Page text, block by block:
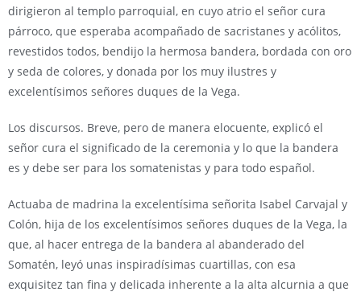
dirigieron al templo parroquial, en cuyo atrio el señor cura
párroco, que esperaba acompañado de sacristanes y acólitos,
revestidos todos, bendijo la hermosa bandera, bordada con oro
y seda de colores, y donada por los muy ilustres y
excelentísimos señores duques de la Vega.
Los discursos. Breve, pero de manera elocuente, explicó el
señor cura el significado de la ceremonia y lo que la bandera
es y debe ser para los somatenistas y para todo español.
Actuaba de madrina la excelentísima señorita Isabel Carvajal y
Colón, hija de los excelentísimos señores duques de la Vega, la
que, al hacer entrega de la bandera al abanderado del
Somatén, leyó unas inspiradísimas cuartillas, con esa
exquisitez tan fina y delicada inherente a la alta alcurnia a que